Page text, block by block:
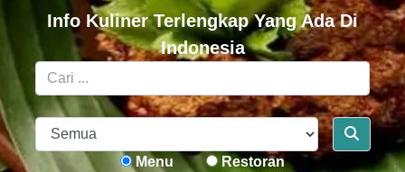
Info Kuliner Terlengkap Yang Ada Di
Indonesia
Menu Restoran